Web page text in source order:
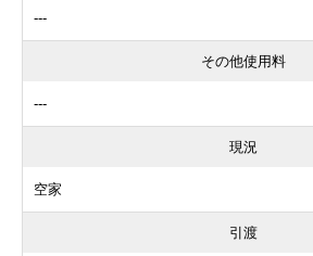
---
その他使用料
---
現況
空家
引渡